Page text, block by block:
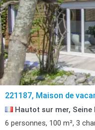
221187, Maison de
Hautot sur mer,
6 personnes, 100 m², 3